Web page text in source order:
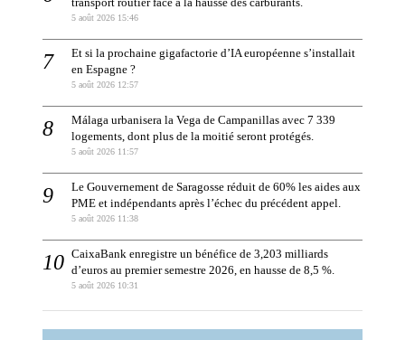
transport routier face à la hausse des carburants.
5 août 2026 15:46
Et si la prochaine gigafactorie d’IA européenne s’installait
en Espagne ?
5 août 2026 12:57
Málaga urbanisera la Vega de Campanillas avec 7 339
logements, dont plus de la moitié seront protégés.
5 août 2026 11:57
Le Gouvernement de Saragosse réduit de 60% les aides aux
PME et indépendants après l’échec du précédent appel.
5 août 2026 11:38
CaixaBank enregistre un bénéfice de 3,203 milliards
d’euros au premier semestre 2026, en hausse de 8,5 %.
5 août 2026 10:31